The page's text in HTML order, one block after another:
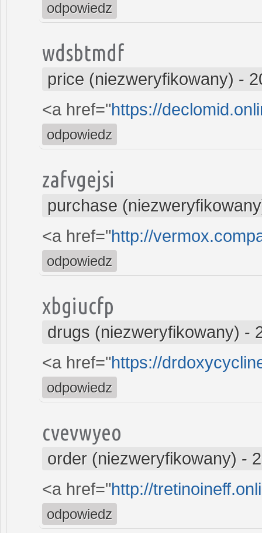
odpowiedz
wdsbtmdf
price (niezweryfikowany) -
<a href="https://
odpowiedz
zafvgejsi
purchase
<a href="http://
odpowiedz
xbgiucfp
drugs (niezweryfikowany) -
<a href="https://
odpowiedz
cvevwyeo
order (niezweryfikowany) -
<a href="http://
odpowiedz